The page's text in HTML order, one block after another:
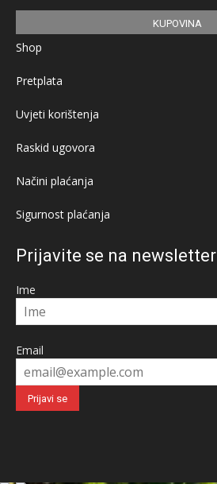
KUPOVINA
Shop
Pretplata
Uvjeti korištenja
Raskid ugovora
Načini plaćanja
Sigurnost plaćanja
Prijavite se na newsletter
Ime
Email